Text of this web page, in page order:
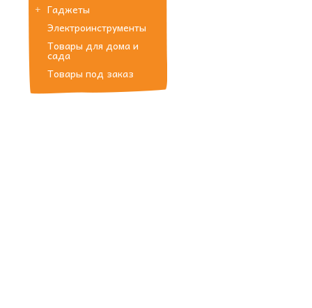
Гаджеты
Электроинструменты
Товары для дома и
сада
Товары под заказ